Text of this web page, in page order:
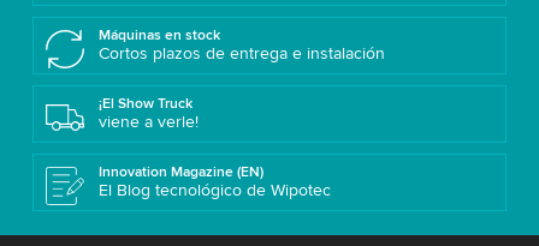
Máquinas en stock
Cortos plazos de entrega e instalación
¡El Show Truck
viene a verle!
Innovation Magazine (EN)
El Blog tecnológico de Wipotec